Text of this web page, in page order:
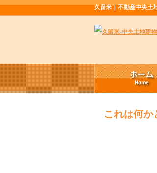
久留米｜不動産中央土
これは何か